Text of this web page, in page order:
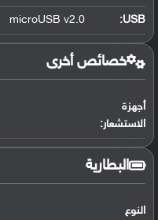
USB
:
microUSB v2.0
خصائص أخرى
أجهزة
الاستشعار:
البطارية
النوع